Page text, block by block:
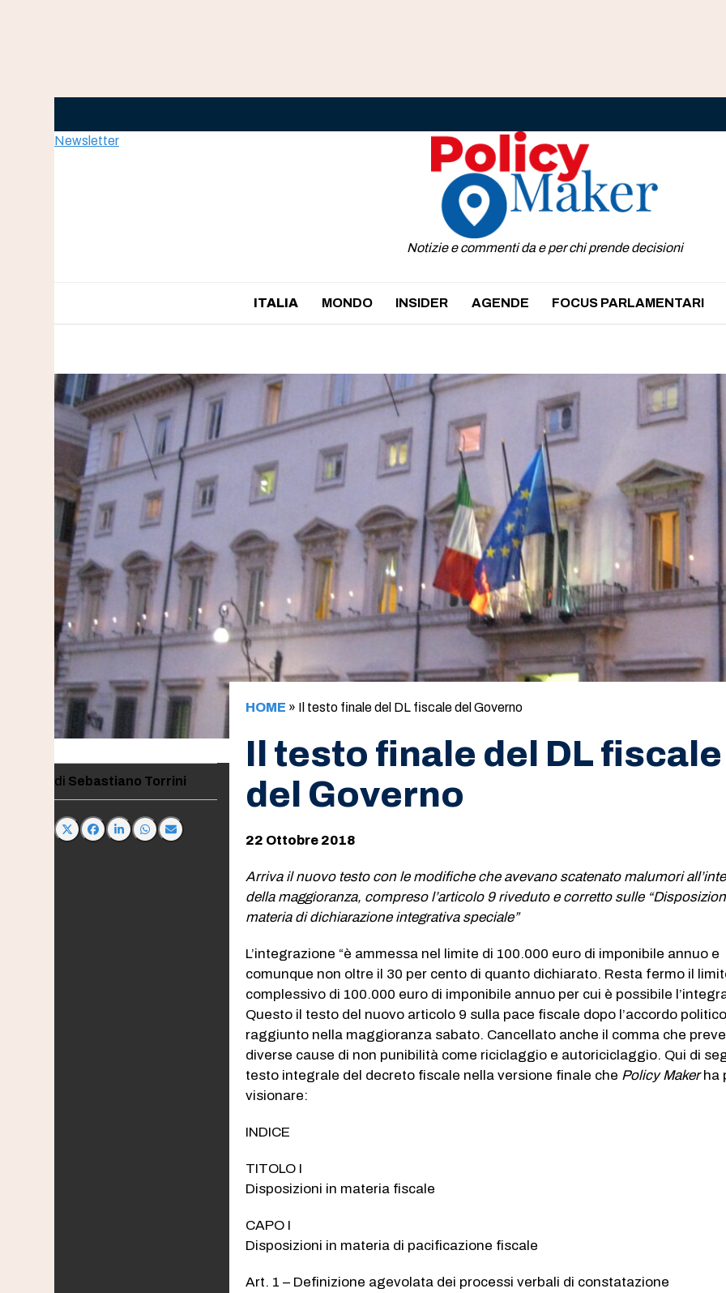
Newsletter
Notizie e commenti da e per chi prende decisioni
ITALIA MONDO INSIDER AGENDE FOCUS PARLAMENTARI
Sebastiano Torrini
HOME » Il testo finale del DL fiscale del Governo
Il testo finale del DL fiscale
del Governo
22 Ottobre 2018
Arriva il nuovo testo con le modifiche che avevano scatenato malumori
della maggioranza, compreso l’articolo 9 riveduto e corretto sulle
materia di dichiarazione integrativa speciale”
L’integrazione “è ammessa nel limite di 100.000 euro di imponibile annuo e
comunque non oltre il 30 per cento di quanto dichiarato. Resta fermo il
complessivo di 100.000 euro di imponibile annuo per cui è possibile
Questo il testo del nuovo articolo 9 sulla pace fiscale dopo l’accordo politico
raggiunto nella maggioranza sabato. Cancellato anche il comma che
diverse cause di non punibilità come riciclaggio e autoriciclaggio. Qui di
testo integrale del decreto fiscale nella versione finale che Policy Makerha
visionare:
INDICE
TITOLO I
Disposizioni in materia fiscale
CAPO I
Disposizioni in materia di pacificazione fiscale
Art. 1 – Definizione agevolata dei processi verbali di constatazione